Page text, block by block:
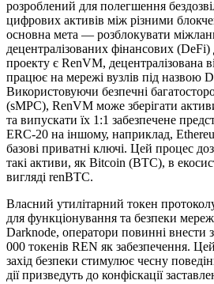
розроблений для полегшення
цифрових активів між різними
основна мета — розблокувати
децентралізованих фінансових
проекту є RenVM, децентралізована
працює на мережі вузлів під назвою
Використовуючи безпечні
(sMPC), RenVM може зберігати
та випускати їх 1:1 забезпечене
ERC-20 на іншому, наприклад,
базові приватні ключі. Цей процес
такі активи, як Bitcoin (BTC), в
вигляді renBTC.
Власний утилітарний токен
для функціонування та безпеки
Darknode, оператори повинні внести
000 токенів REN як забезпечення.
захід безпеки стимулює чесну
дії призведуть до конфіскації